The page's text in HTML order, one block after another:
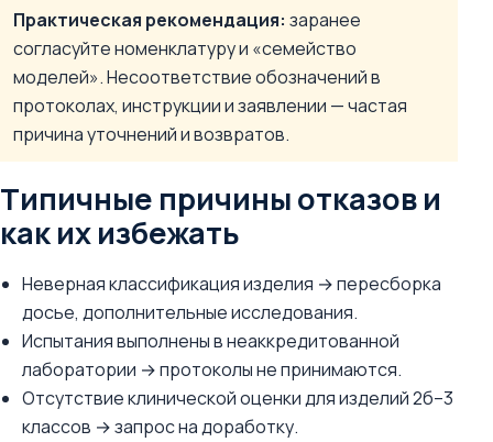
Практическая рекомендация: заранее
согласуйте номенклатуру и «семейство
моделей». Несоответствие обозначений в
протоколах, инструкции и заявлении — частая
причина уточнений и возвратов.
Типичные причины отказов и
как их избежать
Неверная классификация изделия → пересборка
досье, дополнительные исследования.
Испытания выполнены в неаккредитованной
лаборатории → протоколы не принимаются.
Отсутствие клинической оценки для изделий 2б–3
классов → запрос на доработку.